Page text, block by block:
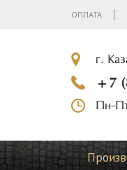
ОПЛАТА
г.
+7
Пн-